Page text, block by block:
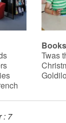
Books
Twas
: 7